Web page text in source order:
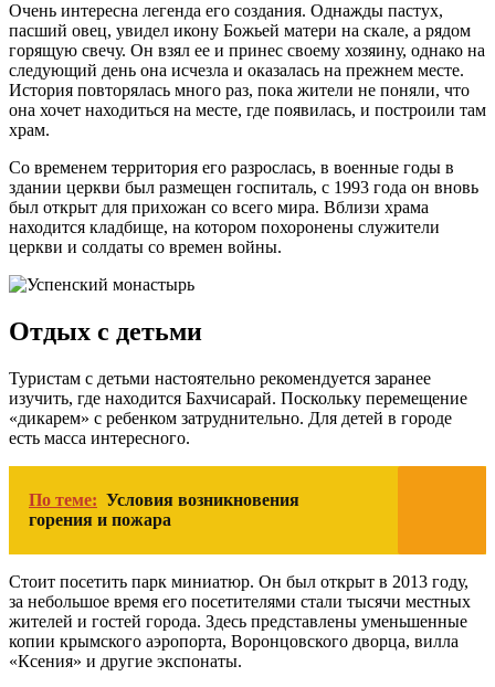
Очень интересна легенда его создания. Однажды пастух,
пасший овец, увидел икону Божьей матери на скале, а рядом
горящую свечу. Он взял ее и принес своему хозяину, однако на
следующий день она исчезла и оказалась на прежнем месте.
История повторялась много раз, пока жители не поняли, что
она хочет находиться на месте, где появилась, и построили там
храм.
Со временем территория его разрослась, в военные годы в
здании церкви был размещен госпиталь, с 1993 года он вновь
был открыт для прихожан со всего мира. Вблизи храма
находится кладбище, на котором похоронены служители
церкви и солдаты со времен войны.
Отдых с детьми
Туристам с детьми настоятельно рекомендуется заранее
изучить, где находится Бахчисарай. Поскольку перемещение
«дикарем» с ребенком затруднительно. Для детей в городе
есть масса интересного.
По теме: Условия возникновения
горения и пожара
Стоит посетить парк миниатюр. Он был открыт в 2013 году,
за небольшое время его посетителями стали тысячи местных
жителей и гостей города. Здесь представлены уменьшенные
копии крымского аэропорта, Воронцовского дворца, вилла
«Ксения» и другие экспонаты.